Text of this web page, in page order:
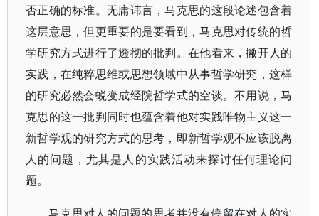
否正确的标准。无庸讳言，马克思的这段论述包含着
这层意思，但更重要的是要看到，马克思对传统的哲
学研究方式进行了透彻的批判。在他看来，撇开人的
实践，在纯粹思维或思想领域中从事哲学研究，这样
的研究必然会蜕变成经院哲学式的空谈。不用说，马
克思的这一批判同时也蕴含着他对实践唯物主义这一
新哲学观的研究方式的思考，即新哲学观不应该脱离
人的问题，尤其是人的实践活动来探讨任何理论问
题。